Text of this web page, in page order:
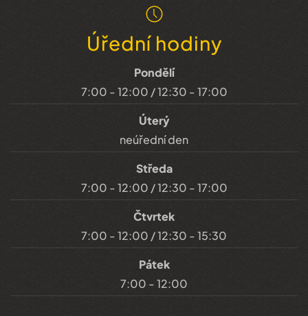
Úřední hodiny
Pondělí
7:00 - 12:00 / 12:30 - 17:00
Úterý
neúřední den
Středa
7:00 - 12:00 / 12:30 - 17:00
Čtvrtek
7:00 - 12:00 / 12:30 - 15:30
Pátek
7:00 - 12:00